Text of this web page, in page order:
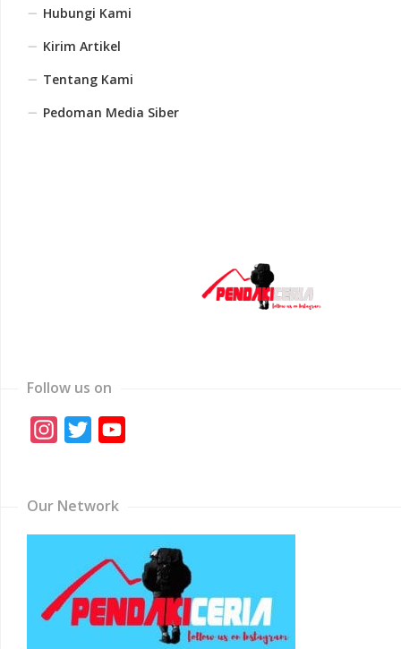
Hubungi Kami
Kirim Artikel
Tentang Kami
Pedoman Media Siber
Follow us on
Instagram
Twitter
Our Network